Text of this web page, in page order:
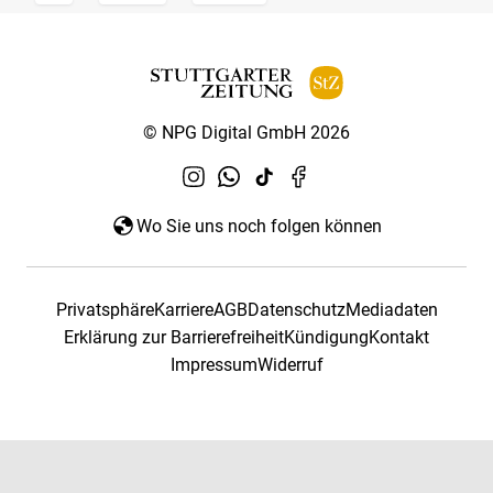
© NPG Digital GmbH 2026
Wo Sie uns noch folgen können
PrivatsphäreKarriereAGBDatenschutzMediadaten
Erklärung zur BarrierefreiheitKündigungKontakt
ImpressumWiderruf